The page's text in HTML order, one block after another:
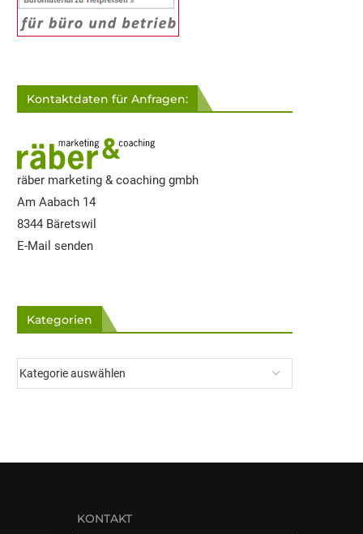
Kontaktdaten für Anfragen:
räber marketing & coaching gmbh
Am Aabach 14
8344 Bäretswil
E-Mail senden
Kategorien
KONTAKT